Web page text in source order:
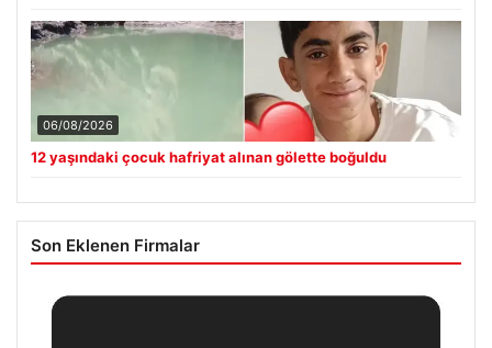
06/08/2026
12 yaşındaki çocuk hafriyat alınan gölette boğuldu
Son Eklenen Firmalar